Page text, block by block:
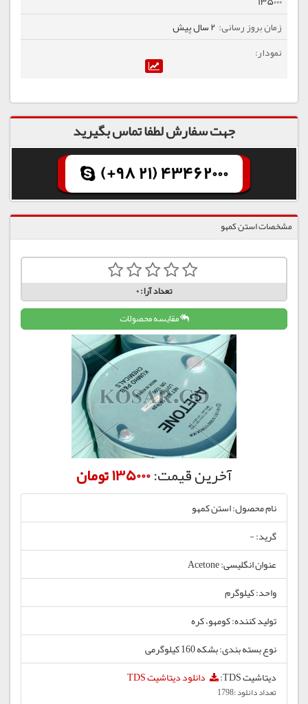
2 سال پیش
جهت سفارش لطفا تماس بگیرید
(+98 21) 43462000
مشخصات استن کمهو
تعداد آرا:0
مقایسه محصولات
آخرین قیمت:135000 تومان
نام محصول: استن کمهو
گرید: -
عنوان انگلیسی: Acetone
واحد: کیلوگرم
تولید کننده: کومهو، کره
نوع بسته بندی: بشکه 160 کیلوگرمی
دیتاشیت TDS:
دانلود دیتاشیت TDS
تعداد دانلود :1798